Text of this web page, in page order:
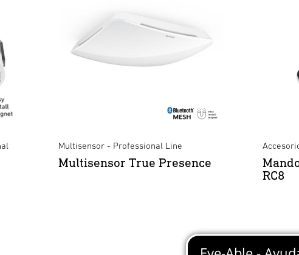
Multisensor - Professional Line
Multisensor True Presence
RC8